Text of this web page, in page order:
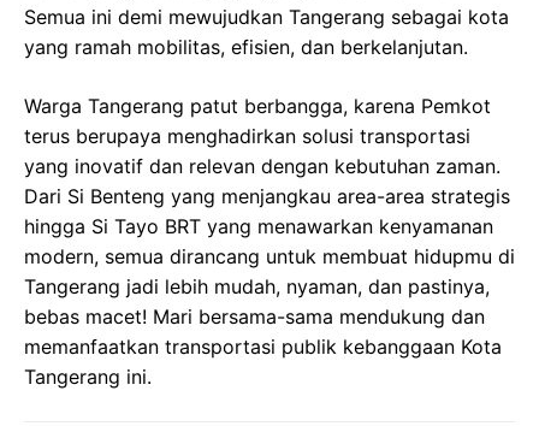
Semua ini demi mewujudkan Tangerang sebagai kota
yang ramah mobilitas, efisien, dan berkelanjutan.
Warga Tangerang patut berbangga, karena Pemkot
terus berupaya menghadirkan solusi transportasi
yang inovatif dan relevan dengan kebutuhan zaman.
Dari Si Benteng yang menjangkau area-area strategis
hingga Si Tayo BRT yang menawarkan kenyamanan
modern, semua dirancang untuk membuat hidupmu di
Tangerang jadi lebih mudah, nyaman, dan pastinya,
bebas macet! Mari bersama-sama mendukung dan
memanfaatkan transportasi publik kebanggaan Kota
Tangerang ini.